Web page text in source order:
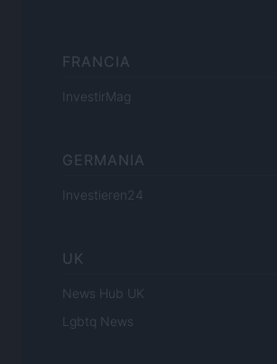
FRANCIA
InvestirMag
GERMANIA
Investieren24
UK
News Hub UK
Lgbtq News